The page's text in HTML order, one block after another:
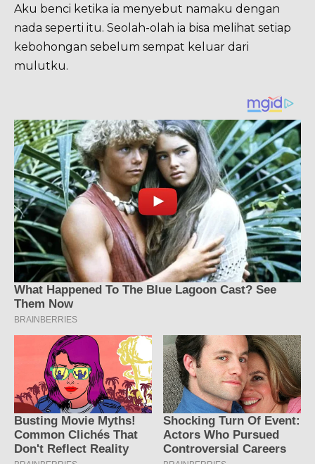
Aku benci ketika ia menyebut namaku dengan
nada seperti itu. Seolah-olah ia bisa melihat setiap
kebohongan sebelum sempat keluar dari
mulutku.